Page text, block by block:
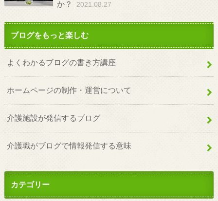
か？
2021.08.27
ブログをもっと楽しむ
よくわかるブログの書き方講座
ホームページの制作・運営について
介護施設が発信するブログ
介護職がブログで情報発信する意味
カテゴリー